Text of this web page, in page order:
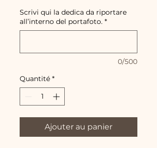
Scrivi qui la dedica da riportare
all’interno del portafoto. *
0/500
Quantité *
Ajouter au panier